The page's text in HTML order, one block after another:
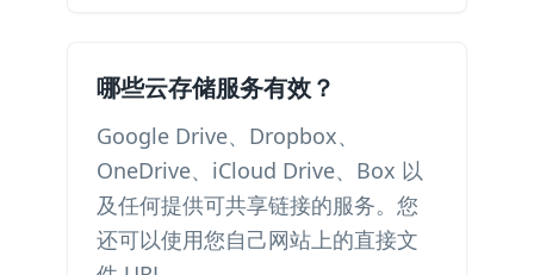
哪些云存储服务有效？
Google Drive、Dropbox、
OneDrive、iCloud Drive、Box 以
及任何提供可共享链接的服务。您
还可以使用您自己网站上的直接文